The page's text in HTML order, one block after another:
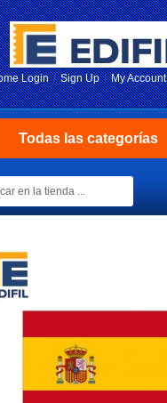
Login Sign Up My Account
Todas las categorías